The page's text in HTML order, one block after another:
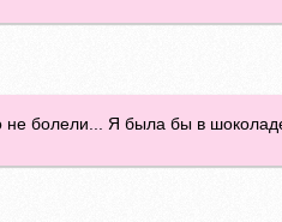
болели... Я была бы в